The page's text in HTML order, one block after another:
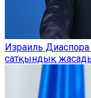
Израиль Диаспора
сатқындық